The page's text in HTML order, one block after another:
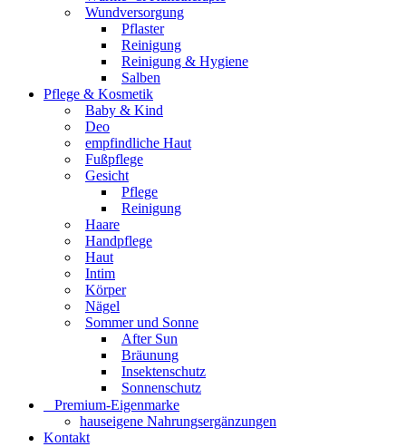
Wundversorgung
Pflaster
Reinigung
Reinigung & Hygiene
Salben
Pflege & Kosmetik
Baby & Kind
Deo
empfindliche Haut
Fußpflege
Gesicht
Pflege
Reinigung
Haare
Handpflege
Haut
Intim
Körper
Nägel
Sommer und Sonne
After Sun
Bräunung
Insektenschutz
Sonnenschutz
⠀​Premium-Eigenmarke
hauseigene Nahrungsergänzungen
Kontakt